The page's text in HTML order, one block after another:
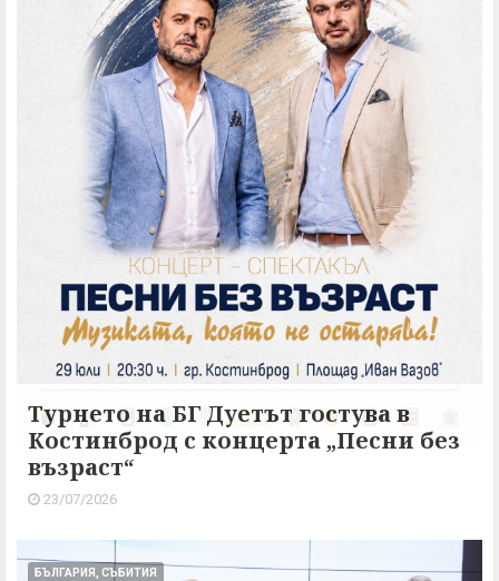
Турнето на БГ Дуетът гостува в
Костинброд с концерта „Песни без
възраст“
23/07/2026
БЪЛГАРИЯ, СЪБИТИЯ